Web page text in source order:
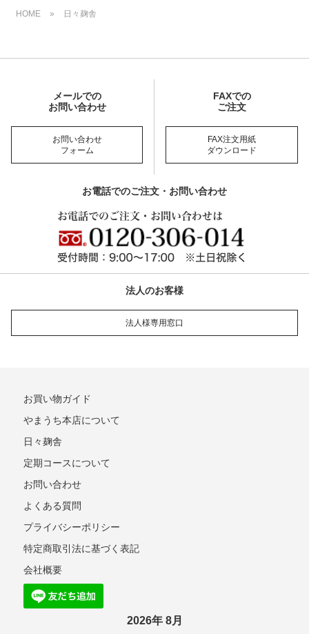
HOME » 日々麹舎
メールでの
お問い合わせ
お問い合わせ
フォーム
FAXでの
ご注文
FAX注文用紙
ダウンロード
お電話でのご注文・お問い合わせ
法人のお客様
法人様専用窓口
お買い物ガイド
やまうち本店について
日々麹舎
定期コースについて
お問い合わせ
よくある質問
プライバシーポリシー
特定商取引法に基づく表記
会社概要
2026年 8月